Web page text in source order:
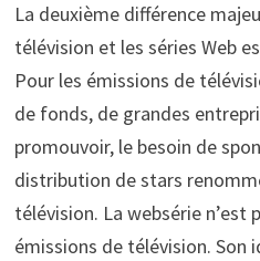
La deuxième différence
télévision et les séries Web
Pour les émissions de
de fonds, de grandes
promouvoir, le besoin de
distribution de stars
télévision. La websérie n’est
émissions de télévision. Son